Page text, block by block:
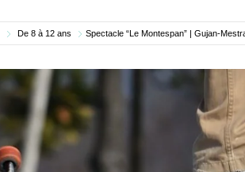
De 8 à 12 ans Spectacle “Le Montespan” | Gujan-